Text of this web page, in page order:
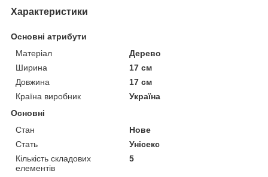
Характеристики
Основні атрибути
Матеріал
Дерево
Ширина
17 см
Довжина
17 см
Країна виробник
Україна
Основні
Стан
Нове
Стать
Унісекс
Кількість складових
елементів
5